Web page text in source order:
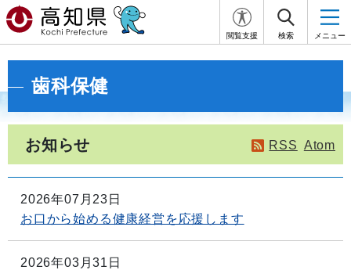
閲覧支援 検索 メニュー
歯科保健
お知らせ RSS Atom
2026年07月23日
お口から始める健康経営を応援します
2026年03月31日